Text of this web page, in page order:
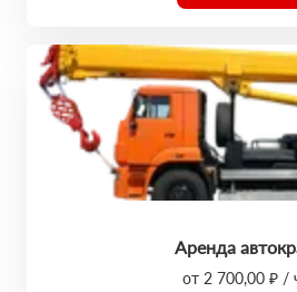
Аренда
от 2 700,00 ₽ /